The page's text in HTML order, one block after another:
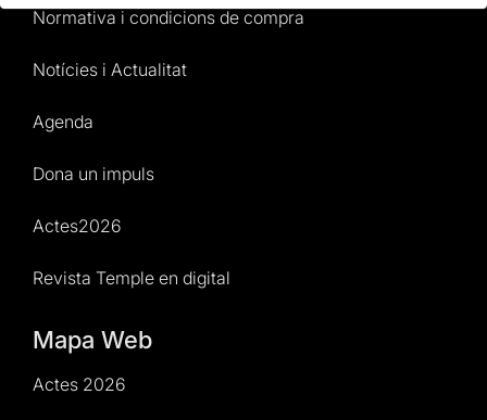
Normativa i condicions de compra
Notícies i Actualitat
Agenda
Dona un impuls
Actes2026
Revista Temple en digital
Mapa Web
Actes 2026